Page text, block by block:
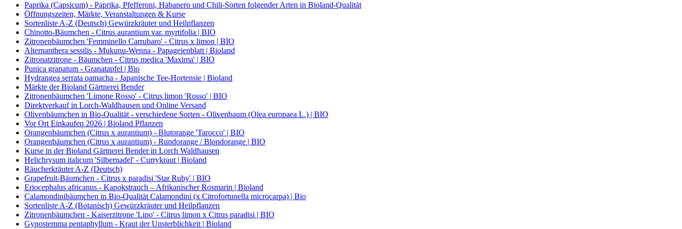
Paprika (Capsicum) - Paprika, Pfefferoni, Habanero und Chili-Sorten folgender Arten in Bioland-Qualität
Öffnungszeiten, Märkte, Veranstaltungen & Kurse
Sortenliste A-Z (Deutsch) Gewürzkräuter und Heilpflanzen
Chinotto-Bäumchen - Citrus aurantium var. myrtifolia | BIO
Zitronenbäumchen 'Femminello Carrubaro' - Citrus x limon | BIO
Alternanthera sessilis - Mukunu-Wenna - Papageienblatt | Bioland
Zitronatzitrone - Bäumchen - Citrus medica 'Maxima' | BIO
Punica granatum - Granatapfel | Bio
Hydrangea serrata oamacha - Japanische Tee-Hortensie | Bioland
Märkte der Bioland Gärtnerei Bender
Zitronenbäumchen 'Limone Rosso' - Citrus limon 'Rosso' | BIO
Direktverkauf in Lorch-Waldhausen und Online Versand
Olivenbäumchen in Bio-Qualität - verschiedene Sorten - Olivenbaum (Olea europaea L.) | BIO
Vor Ort Einkaufen 2026 | Bioland Pflanzen
Orangenbäumchen (Citrus x aurantium) - Blutorange 'Tarocco' | BIO
Orangenbäumchen (Citrus x aurantium) - Rundorange / Blondorange | BIO
Kurse in der Bioland Gärtnerei Bender in Lorch Waldhausen
Helichrysum italicum 'Silbernadel' - Currykraut | Bioland
Räucherkräuter A-Z (Deutsch)
Grapefruit-Bäumchen - Citrus x paradisi 'Star Ruby' | BIO
Eriocephalus africanus - Kapokstrauch – Afrikanischer Rosmarin | Bioland
Calamondinibäumchen in Bio-Qualität Calamondini (x Citrofortunella microcarpa) | Bio
Sortenliste A-Z (Botanisch) Gewürzkräuter und Heilpflanzen
Zitronenbäumchen - Kaiserzitrone 'Lipo' - Citrus limon x Citrus paradisi | BIO
Gynostemma pentaphyllum - Kraut der Unsterblichkeit | Bioland